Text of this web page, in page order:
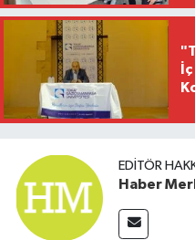
EDITÖR
Haber